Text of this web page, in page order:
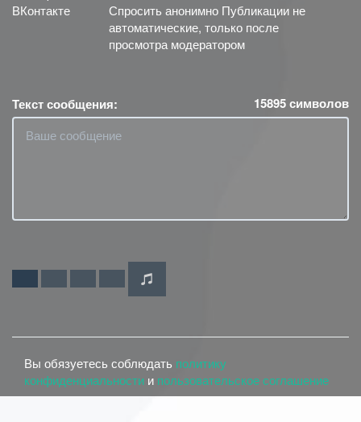
Спросить анонимно Публикации не
автоматические, только после
просмотра модератором
Текст сообщения: 15895символов
Вы обязуетесь соблюдать политику
конфиденциальности и пользовательское соглашение